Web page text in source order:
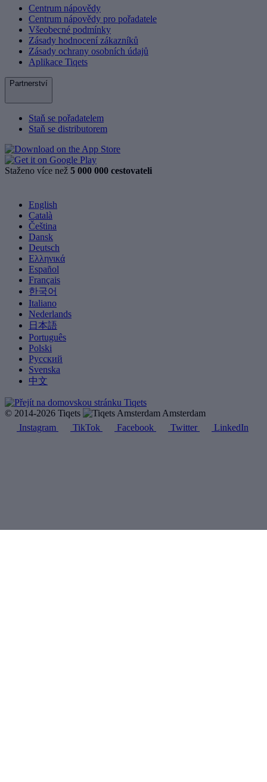
Centrum nápovědy
Centrum nápovědy pro pořadatele
Všeobecné podmínky
Zásady hodnocení zákazníků
Zásady ochrany osobních údajů
Aplikace Tiqets
Partnerství
Staň se pořadatelem
Staň se distributorem
Staženo více než 5 000 000 cestovateli
English
Català
Čeština
Dansk
Deutsch
Ελληνικά
Español
Français
한국어
Italiano
Nederlands
日本語
Português
Polski
Русский
Svenska
中文
© 2014-2026 Tiqets
Amsterdam
Instagram
TikTok Facebook Twitter LinkedIn